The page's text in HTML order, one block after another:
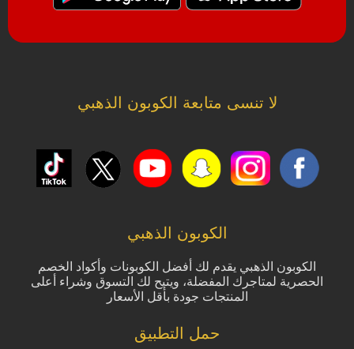
لا تنسى متابعة الكوبون الذهبي
الكوبون الذهبي
الكوبون الذهبي يقدم لك أفضل الكوبونات وأكواد الخصم
الحصرية لمتاجرك المفضلة، ويتيح لك التسوق وشراء أعلى
المنتجات جودة بأقل الأسعار
حمل التطبيق